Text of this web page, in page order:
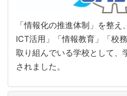
「情報化の推進体制」を整
ICT活用」「情報教育」「校
取り組んでいる学校として、
されました。